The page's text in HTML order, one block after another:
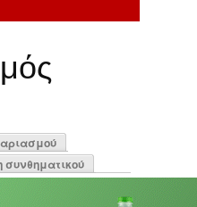
συνθηματικού